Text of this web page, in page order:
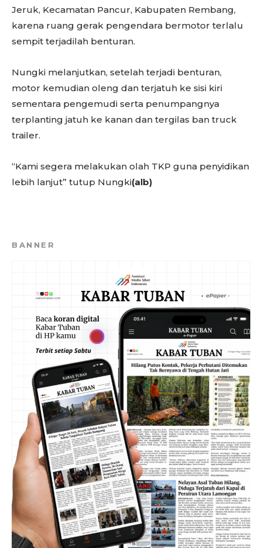
Jeruk, Kecamatan Pancur, Kabupaten Rembang,
karena ruang gerak pengendara bermotor terlalu
sempit terjadilah benturan.
Nungki melanjutkan, setelah terjadi benturan,
motor kemudian oleng dan terjatuh ke sisi kiri
sementara pengemudi serta penumpangnya
terplanting jatuh ke kanan dan tergilas ban truck
trailer.
“Kami segera melakukan olah TKP guna penyidikan
lebih lanjut” tutup Nungki(alb)
BANNER